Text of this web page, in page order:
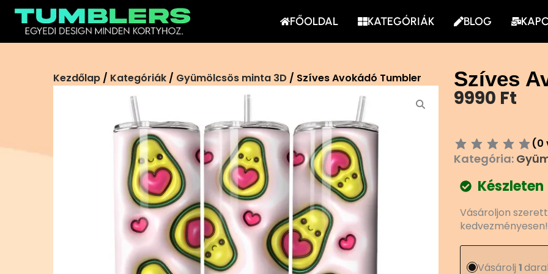
Ugrás
tartalomra
FŐOLDAL KATEGÓRIÁK BLOG
Kezdőlap / Kategóriák / Gyümölcsös minta 3D / Szíves Avokádó Tumbler
Szíves
9990 Ft
(0
Kategória:
Készleten
Vásároljon
kedvezményesen!
Vásárolj 1
Avokádó
Tumbler
mennyiség